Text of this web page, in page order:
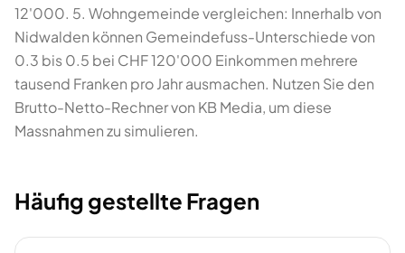
12'000. 5. Wohngemeinde vergleichen: Innerhalb von
Nidwalden können Gemeindefuss-Unterschiede von
0.3 bis 0.5 bei CHF 120'000 Einkommen mehrere
tausend Franken pro Jahr ausmachen. Nutzen Sie den
Brutto-Netto-Rechner von KB Media, um diese
Massnahmen zu simulieren.
Häufig gestellte Fragen